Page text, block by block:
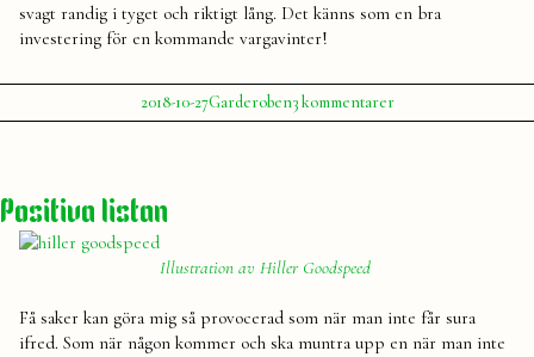
svagt randig i tyget och riktigt lång. Det känns som en bra
investering för en kommande vargavinter!
Publicerat
av
Julia
2018-10-27Publicerat
i
GarderobenEtiketter:
garderob,
mode,
3 kommentarertill
Mina
Positiva listan
Illustration av Hiller Goodspeed
Få saker kan göra mig så provocerad som när man inte får sura
ifred. Som när någon kommer och ska muntra upp en när man inte